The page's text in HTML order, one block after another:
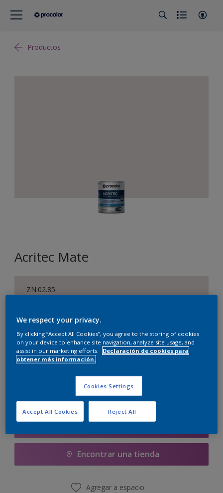
Productos
Acritec Mate
ZN.02.85
750 ML 4 L 10 l
Encontrar una tienda
Agregar a espacio
We respect your privacy.
By clicking “Accept All Cookies”, you agree to the storing of cookies
on your device to enhance site navigation, analyze site usage, and
assist in our marketing efforts.
Declaración de cookies para
obtener más información.
Cookies Settings
Reject All
Accept All Cookies